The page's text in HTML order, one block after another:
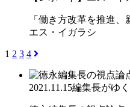
「働き方改革を推進
エス・イガラシ
1 2 3 4
2021.11.15編集長がゆく